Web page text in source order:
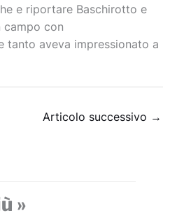
e riportare Baschirotto e
campo con
tanto aveva impressionato a
Articolo successivo →
»